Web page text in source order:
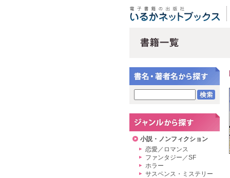
小説・ノンフィクション
恋愛／ロマンス
ファンタジー／SF
ホラー
サスペンス・ミステリー